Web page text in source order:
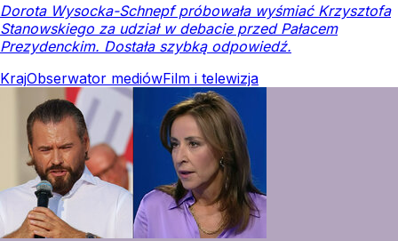
Dorota Wysocka-Schnepf próbowała wyśmiać Krzysztofa
Stanowskiego za udział w debacie przed Pałacem
Prezydenckim. Dostała szybką odpowiedź.
KrajObserwator mediówFilm i telewizja